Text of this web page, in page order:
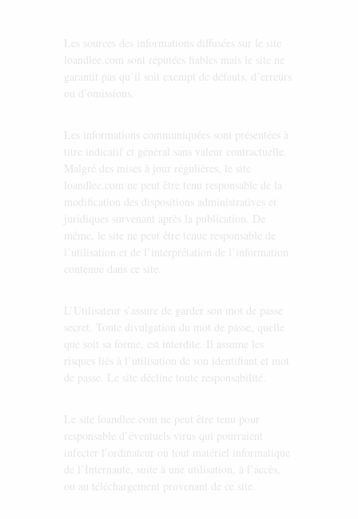
Les sources des informations diffusées sur le site
loandlee.com sont réputées fiables mais le site ne
garantit pas qu’il soit exempt de défauts, d’erreurs
ou d’omissions.
Les informations communiquées sont présentées à
titre indicatif et général sans valeur contractuelle.
Malgré des mises à jour régulières, le site
loandlee.com ne peut être tenu responsable de la
modification des dispositions administratives et
juridiques survenant après la publication. De
même, le site ne peut être tenue responsable de
l’utilisation et de l’interprétation de l’information
contenue dans ce site.
L’Utilisateur s’assure de garder son mot de passe
secret. Toute divulgation du mot de passe, quelle
que soit sa forme, est interdite. Il assume les
risques liés à l’utilisation de son identifiant et mot
de passe. Le site décline toute responsabilité.
Le site loandlee.com ne peut être tenu pour
responsable d’éventuels virus qui pourraient
infecter l’ordinateur ou tout matériel informatique
de l’Internaute, suite à une utilisation, à l’accès,
ou au téléchargement provenant de ce site.